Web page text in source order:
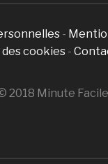
-
cookies -
2018 Minute Facile